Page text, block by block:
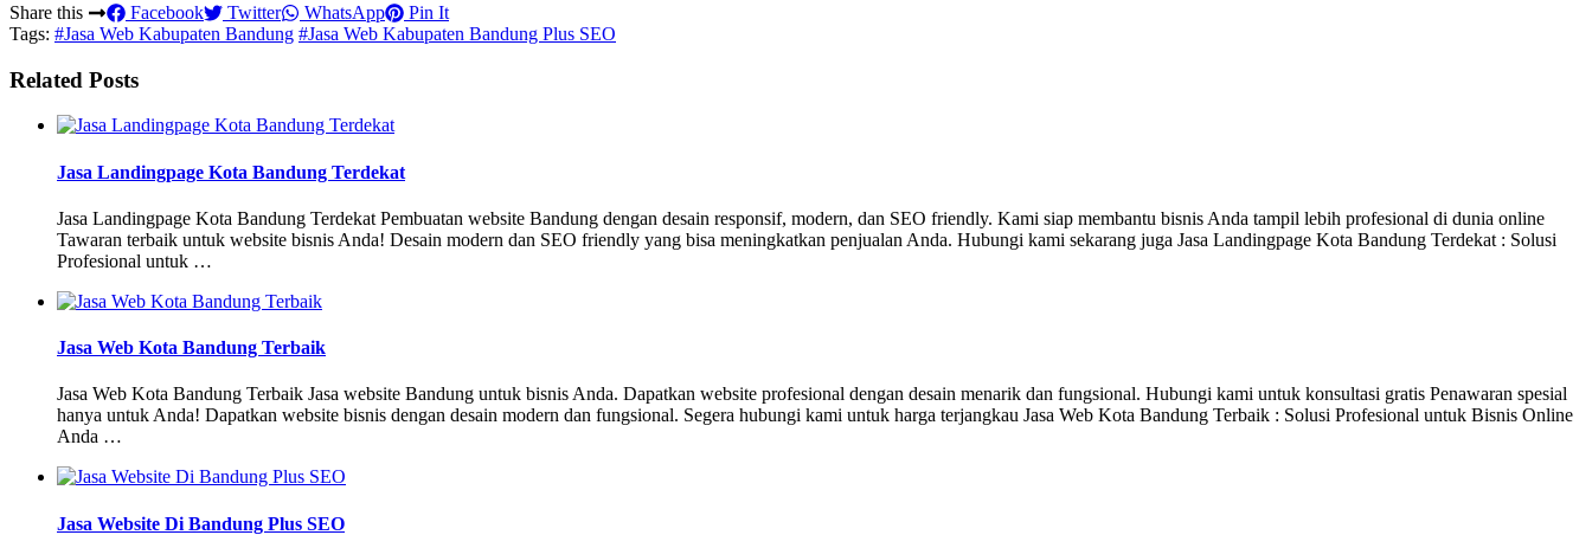
Share this
Facebook Twitter WhatsApp
Pin It
Tags: #Jasa Web Kabupaten Bandung #Jasa Web Kabupaten Bandung Plus SEO
Related Posts
Jasa Landingpage Kota Bandung Terdekat
Jasa Landingpage Kota Bandung Terdekat Pembuatan website Bandung dengan desain responsif, modern, dan SEO friendly. Kami siap membantu bisnis Anda tampil lebih profesional di dunia online
Tawaran terbaik untuk website bisnis Anda! Desain modern dan SEO friendly yang bisa meningkatkan penjualan Anda. Hubungi kami sekarang juga Jasa Landingpage Kota Bandung Terdekat : Solusi
Profesional untuk …
Jasa Web Kota Bandung Terbaik
Jasa Web Kota Bandung Terbaik Jasa website Bandung untuk bisnis Anda. Dapatkan website profesional dengan desain menarik dan fungsional. Hubungi kami untuk konsultasi gratis Penawaran spesial
hanya untuk Anda! Dapatkan website bisnis dengan desain modern dan fungsional. Segera hubungi kami untuk harga terjangkau Jasa Web Kota Bandung Terbaik : Solusi Profesional untuk Bisnis Online
Anda …
Jasa Website Di Bandung Plus SEO